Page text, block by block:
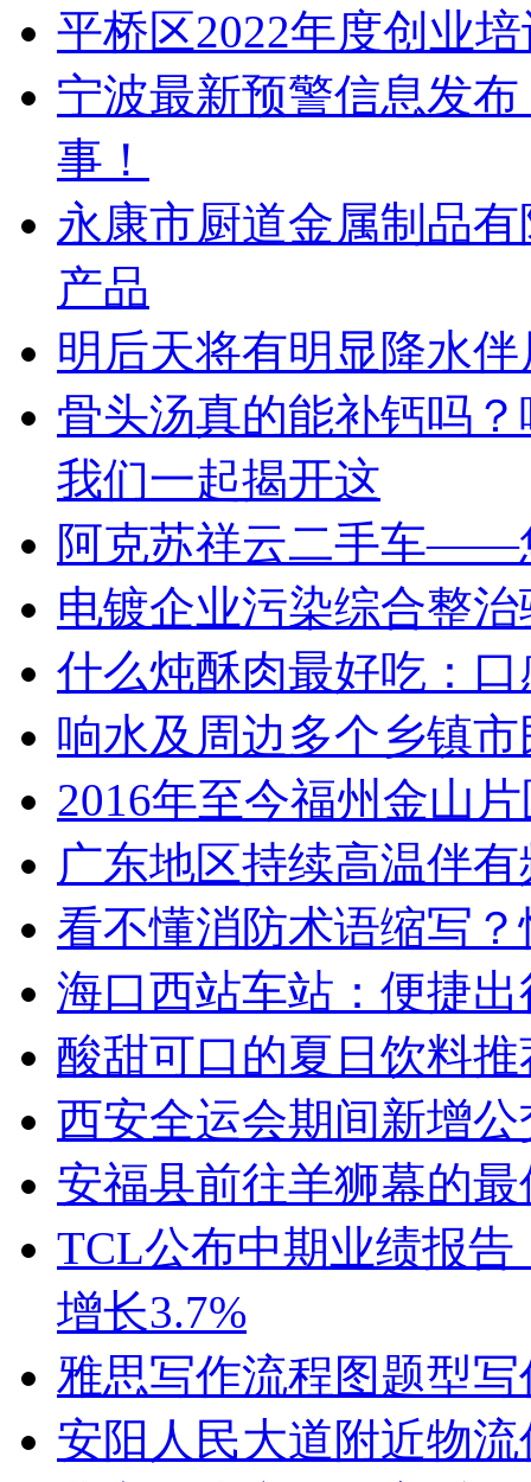
平桥区2022年度创业
宁波最新预警信息发
事！
永康市厨道金属制品
产品
明后天将有明显降水
骨头汤真的能补钙吗
我们一起揭开这
阿克苏祥云二手车——
电镀企业污染综合整
什么炖酥肉最好吃：
响水及周边多个乡镇
2016年至今福州金山
广东地区持续高温伴
看不懂消防术语缩写
海口西站车站：便捷
酸甜可口的夏日饮料推
西安全运会期间新增
安福县前往羊狮幕的
TCL公布中期业绩报告
增长3.7%
雅思写作流程图题型
安阳人民大道附近物